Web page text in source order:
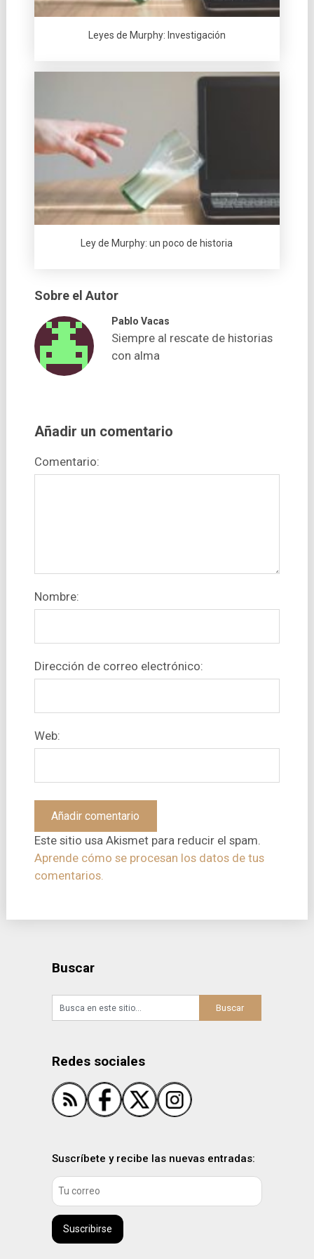
Leyes de Murphy: Investigación
Ley de Murphy: un poco de historia
Sobre el Autor
Pablo Vacas
Siempre al rescate de historias
con alma
Añadir un comentario
Comentario:
Nombre:
Dirección de correo electrónico:
Web:
Este sitio usa Akismet para reducir el spam.
Aprende cómo se procesan los datos de tus
comentarios.
Buscar
Redes sociales
Suscríbete y recibe las nuevas entradas:
Suscribirse